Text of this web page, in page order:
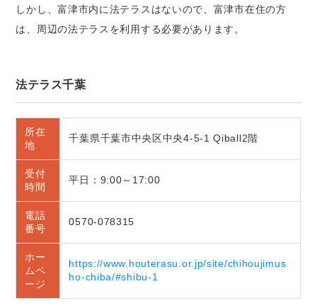
しかし、富津市内に法テラスはないので、富津市在住の方
は、周辺の法テラスを利用する必要があります。
法テラス千葉
所在
地
千葉県千葉市中央区中央4-5-1 Qiball2階
受付
時間
平日：9:00～17:00
電話
番号
0570-078315
ホー
ムペ
ージ
https://www.houterasu.or.jp/site/chihoujimus
ho-chiba/#shibu-1